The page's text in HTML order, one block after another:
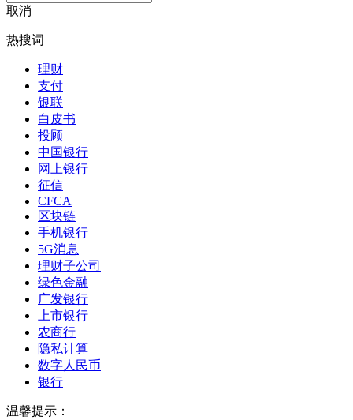
取消
热搜词
理财
支付
银联
白皮书
投顾
中国银行
网上银行
征信
CFCA
区块链
手机银行
5G消息
理财子公司
绿色金融
广发银行
上市银行
农商行
隐私计算
数字人民币
银行
温馨提示：